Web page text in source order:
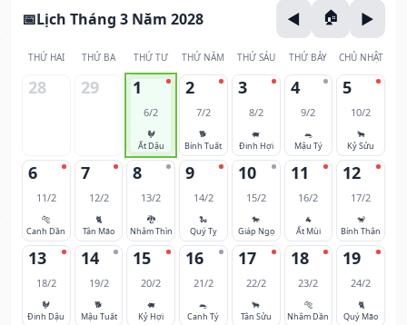
Lịch Tháng 3 Năm 2028
THỨ HAI THỨ BA THỨ TƯ THỨ NĂM THỨ SÁU THỨ BẢY CHỦ NHẬT
28 29 1
6/2
🐓
Ất Dậu
2
7/2
🐕
Bính Tuất
3
8/2
🐖
Đinh Hợi
4
9/2
🐀
Mậu Tý
5
10/2
🐂
Kỷ Sửu
6
11/2
🐅
Canh Dần
7
12/2
🐈
Tân Mão
8
13/2
🐉
Nhâm Thìn
9
14/2
🐍
Quý Tỵ
10
15/2
🐎
Giáp Ngọ
11
16/2
🐐
Ất Mùi
12
17/2
🐒
Bính Thân
13
18/2
🐓
Đinh Dậu
14
19/2
🐕
Mậu Tuất
15
20/2
🐖
Kỷ Hợi
16
21/2
🐀
Canh Tý
17
22/2
🐂
Tân Sửu
18
23/2
🐅
Nhâm Dần
19
24/2
🐈
Quý Mão